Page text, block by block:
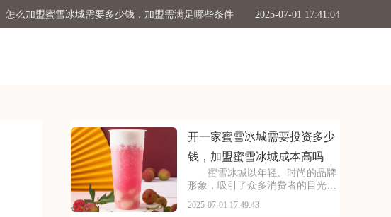
怎么加盟蜜雪冰城需要多少钱，加盟需满足哪些条件 2025-07-01 17:41:04
开一家蜜雪冰城需要投资多少
钱，加盟蜜雪冰城成本高吗
蜜雪冰城以年轻、时尚的品牌
形象，吸引了众多消费者的目光。
景，让不少投资者跃跃欲试。那
2025-07-01 17:49:43